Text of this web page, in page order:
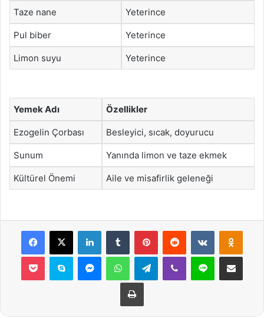
Taze nane Yeterince
Pul biber Yeterince
Limon suyu Yeterince
Yemek Adı Özellikler
Ezogelin Çorbası Besleyici, sıcak, doyurucu
Sunum Yanında limon ve taze ekmek
Kültürel Önemi Aile ve misafirlik geleneği
Facebook
X LinkedInTumblr PinterestReddit VKontakte
Pocket Skype MessengerWhatsAppTelegramViber Line E-Posta ile
Yazdır